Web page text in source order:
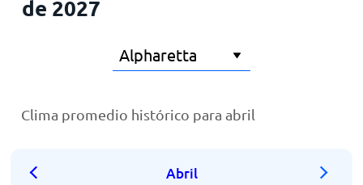
de 2027
Clima promedio histórico para abril
Abril